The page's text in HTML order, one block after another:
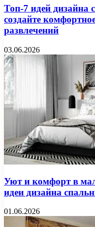
Топ-7 идей дизайна
создайте
развлечений
03.06.2026
Уют и комфорт в
идеи дизайна
01.06.2026